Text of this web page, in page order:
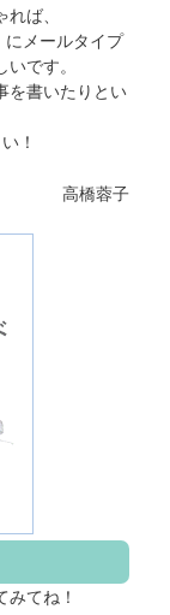
ば、
メールタイプ
です。
を書いたりとい
！
高橋蓉子
てね！